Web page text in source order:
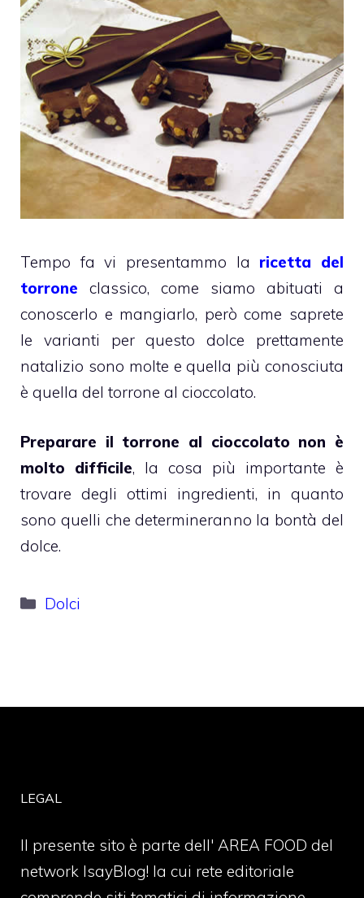
Tempo fa vi presentammo la ricetta del
torrone classico, come siamo abituati a
conoscerlo e mangiarlo, però come saprete
le varianti per questo dolce prettamente
natalizio sono molte e quella più conosciuta
è quella del torrone al cioccolato.
Preparare il torrone al cioccolato non è
molto difficile, la cosa più importante è
trovare degli ottimi ingredienti, in quanto
sono quelli che determineranno la bontà del
dolce.
Categorie
Dolci
LEGAL
Il presente sito è parte dell' AREA FOOD del
network IsayBlog! la cui rete editoriale